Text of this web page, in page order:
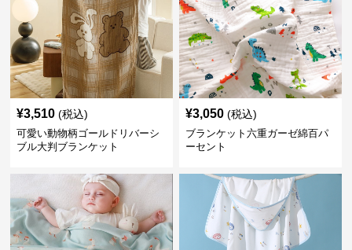
¥3,510 (税込)
可愛い動物柄ゴールドリバーシ
ブル大判ブランケット
¥3,050 (税込)
ブランケット六重ガーゼ綿百パ
ーセント